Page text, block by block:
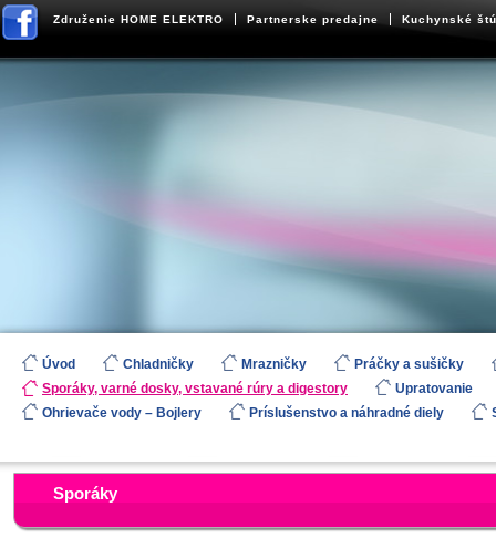
Združenie HOME ELEKTRO Partnerske predajne Kuchynské
Úvod Chladničky Mrazničky
Práčky a sušičky
Sporáky, varné dosky, vstavané rúry a digestory
Upratovanie
Ohrievače vody – Bojlery
Príslušenstvo a náhradné diely
Sporáky